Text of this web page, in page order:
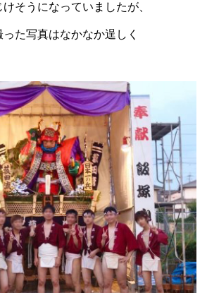
そうになっていましたが、
た写真はなかなか逞しく